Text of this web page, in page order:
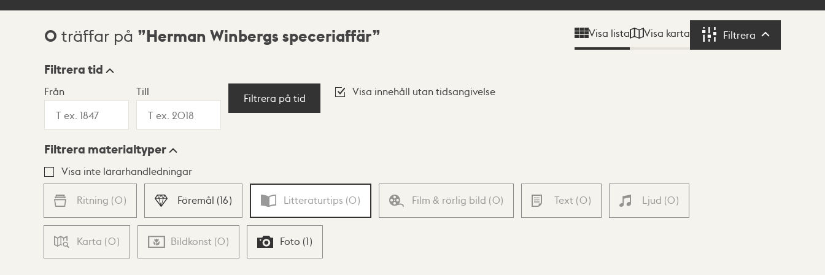
Sökresultat
0 träffar på Herman Winbergs speceriaffär Visa lista Visa karta Filtrera Filtrera
Visningsläge
Lista Karta
Filtrera tid
Från Till
Filtrera på tid
Visa innehåll utan tidsangivelse
Filtrera materialtyper
Visa inte lärarhandledningar
Ritning (0) Föremål (16) Litteraturtips (0) Film & rörlig bild (0) Text (0) Ljud (0)
Karta (0) Bildkonst (0) Foto (1)